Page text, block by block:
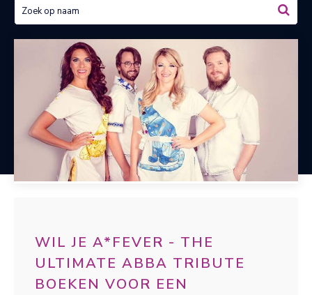
WIL JE A*FEVER - THE
ULTIMATE ABBA TRIBUTE
BOEKEN VOOR EEN